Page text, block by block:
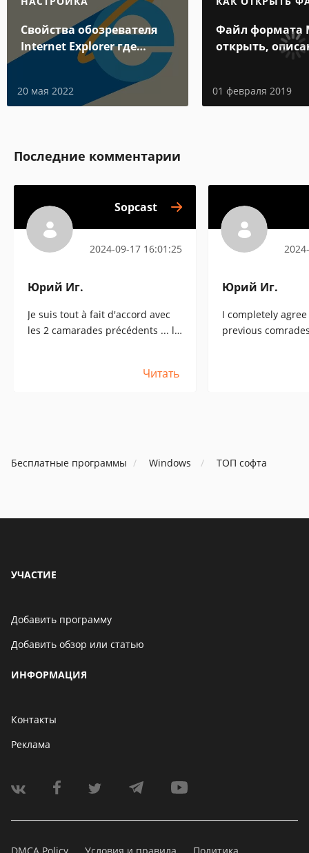
Свойства обозревателя
Internet Explorer где
находится
20 мая 2022
Файл формата
открыть,
01 февраля 2019
Последние комментарии
Sopcast
2024-09-17 16:01:25
Юрий Иг.
Je suis tout à fait d'accord avec
les 2 camarades précédents ... le
Читать
Юрий Иг.
I completely
previous
Бесплатные программы Windows ТОП софта
УЧАСТИЕ
Добавить программу
Добавить обзор или статью
ИНФОРМАЦИЯ
Контакты
Реклама